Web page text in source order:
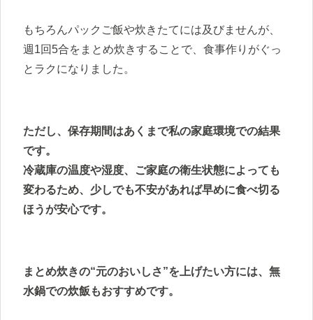
もちろんパックご飯や炊きたてには及びませんが、
週1回5合をまとめ炊きすることで、食事作りがぐっ
とラクになりました。
ただし、保存期間はあくまで私の家庭環境での結果
です。
冷蔵庫の温度や湿度、ご家庭の衛生状態によっても
変わるため、少しでも不安があれば早めに食べ切る
ほうが安心です。
まとめ炊きの“元のおいしさ”を上げたい方には、無
水鍋での炊飯もおすすめです。